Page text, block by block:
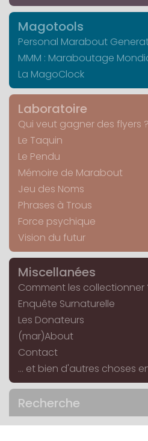
Magotools
Personal Marabout
MMM : Maraboutage
La MagoClock
Laboratoire
Qui veut gagner des flyers ?
Le Taquin
Le Pendu
Mémoire de Marabout
Jeu des Noms
Phrases à Trous
Force psychique
Vision du futur
Miscellanées
Comment les collectionner
Enquête Surnaturelle
Les Donateurs
(mar)About
Contact
... et bien d'autres choses
Recherche